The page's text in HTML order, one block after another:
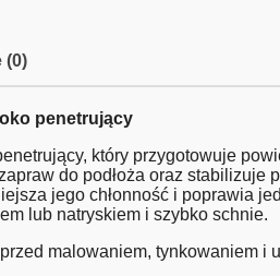
(0)
penetrujący
który przygotowuje
do podłoża oraz stabilizuje
jego chłonność i poprawia
lub natryskiem i szybko schnie.
malowaniem, tynkowaniem i